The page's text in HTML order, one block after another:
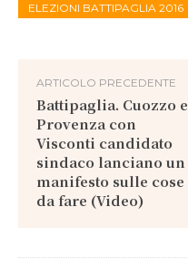
ELEZIONI BATTIPAGLIA 2016
ARTICOLO PRECEDENTE
Battipaglia. Cuozzo e
Provenza con
Visconti candidato
sindaco lanciano un
manifesto sulle cose
da fare (Video)